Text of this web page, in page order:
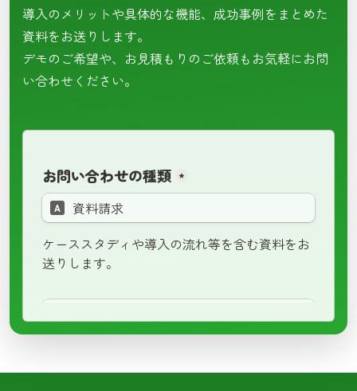
導入のメリットや具体的な機能、成功事例をまとめた
資料をお送りします。
デモのご希望や、お見積もりのご依頼もお気軽にお問
い合わせください。